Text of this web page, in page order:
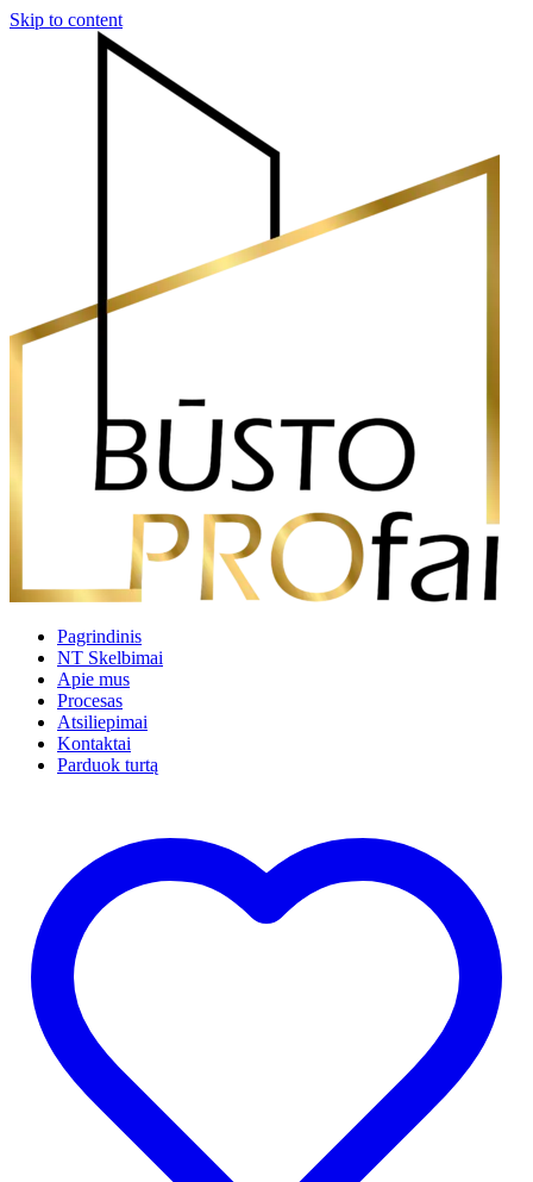
Skip to content
Pagrindinis
NT Skelbimai
Apie mus
Procesas
Atsiliepimai
Kontaktai
Parduok turtą